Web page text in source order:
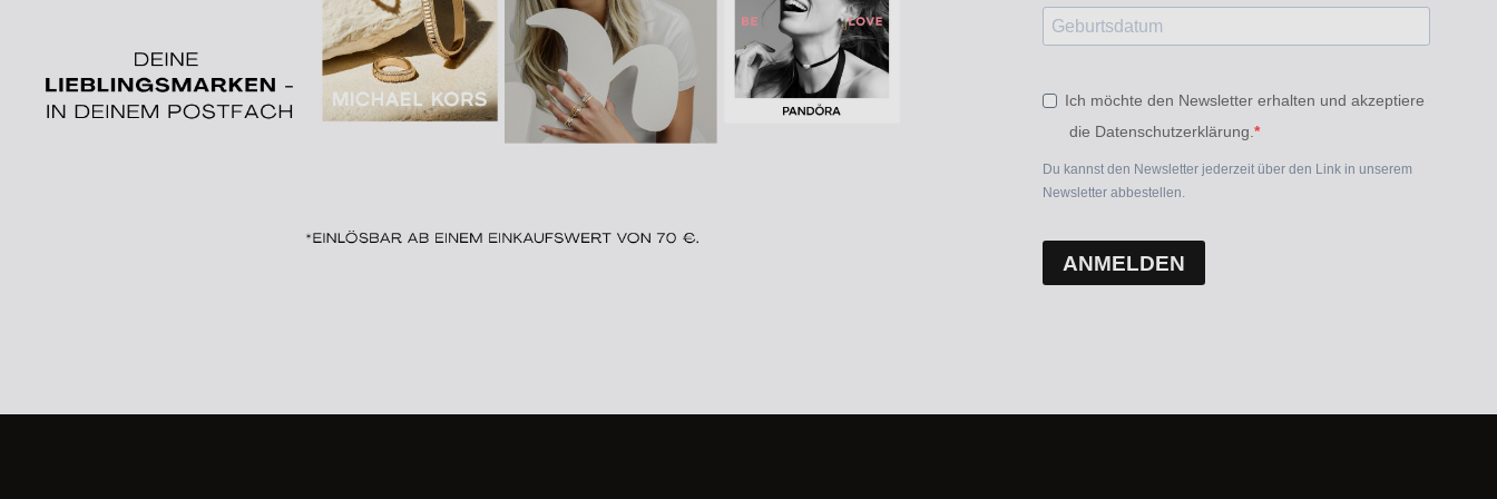
Ich möchte den Newsletter erhalten und akzeptiere
die Datenschutzerklärung.
Du kannst den Newsletter jederzeit über den Link in unserem
Newsletter abbestellen.
ANMELDEN